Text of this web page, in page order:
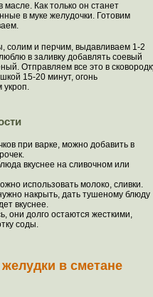
Как только он станет
в муке желудочки. Готовим
солим и перчим, выдавливаем 1-2
в заливку добавлять соевый
Отправляем все это в
15-20 минут, огонь
укроп.
при варке, можно добавить в
вкуснее на сливочном или
использовать молоко, сливки.
накрыть, дать тушеному блюду
вкуснее.
они долго остаются жесткими,
соды.
в сметане